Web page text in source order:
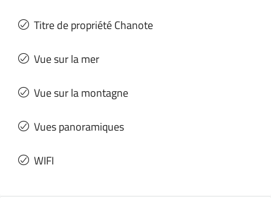
Titre de propriété Chanote
Vue sur la mer
Vue sur la montagne
Vues panoramiques
WIFI